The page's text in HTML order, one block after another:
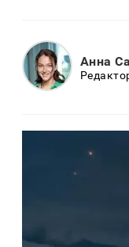
Анна